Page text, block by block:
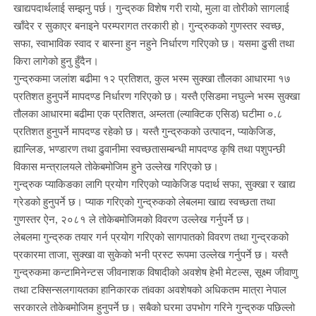
खाद्यपदार्थलाई सम्झनु पर्छ। गुन्द्रुक विशेष गरी रायो, मुला वा तोरीको सागलाई
खाँदेर र सुकाएर बनाइने परम्परागत तरकारी हो। गुन्द्रुकको गुणस्तर स्वच्छ,
सफा, स्वाभाविक स्वाद र बास्ना हुन नहुने निर्धारण गरिएको छ। यसमा ढुसी तथा
किरा लागेको हुनु हुँदैन।
गुन्द्रुकमा जलांश बढीमा १२ प्रतिशत, कुल भस्म सुक्खा तौलका आधारमा १७
प्रतिशत हुनुपर्ने मापदण्ड निर्धारण गरिएको छ। यस्तै एसिडमा नघुल्ने भस्म सुक्खा
तौलका आधारमा बढीमा एक प्रतिशत, अम्लता (ल्याक्टिक एसिड) घटीमा ०.८
प्रतिशत हुनुपर्ने मापदण्ड रहेको छ। यस्तै गुन्द्रुकको उत्पादन, प्याकेजिङ,
ह्यान्लिङ, भण्डारण तथा ढुवानीमा स्वच्छतासम्बन्धी मापदण्ड कृषि तथा पशुपन्छी
विकास मन्त्रालयले तोकेबमोजिम हुने उल्लेख गरिएको छ।
गुन्द्रुक प्याकिङका लागि प्रयोग गरिएको प्याकेजिङ पदार्थ सफा, सुक्खा र खाद्य
ग्रेडको हुनुपर्ने छ। प्याक गरिएको गुन्द्रुकको लेबलमा खाद्य स्वच्छता तथा
गुणस्तर ऐन, २०८१ ले तोकेबमोजिमको विवरण उल्लेख गर्नुपर्ने छ।
लेबलमा गुन्द्रुक तयार गर्न प्रयोग गरिएको सागपातको विवरण तथा गुन्द्रकको
प्रकारमा ताजा, सुक्खा वा सुकेको भनी प्रस्ट रूपमा उल्लेख गर्नुपर्ने छ। यस्तै
गुन्द्रुकमा कन्टामिनेन्टस जीवनाशक विषादीको अवशेष हेभी मेटल्स, सूक्ष्म जीवाणु
तथा टक्सिन्सलगायतका हानिकारक तìवका अवशेषको अधिकतम मात्रा नेपाल
सरकारले तोकेबमोजिम हुनुपर्ने छ। सबैको घरमा उपभोग गरिने गुन्द्रुक पछिल्लो